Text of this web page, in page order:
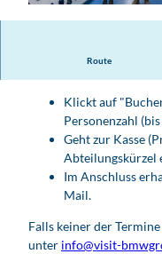
Route
Klickt auf
Personenzahl
Geht zur Kasse
Abteilungskürzel
Im Anschluss
Mail.
Falls keiner der
unter info@visit-